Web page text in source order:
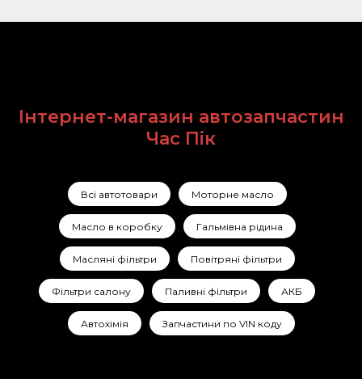
Інтернет-магазин автозапчастин
Час Пік
Всі автотовари Моторне масло
Масло в коробку Гальмівна рідина
Масляні фільтри Повітряні фільтри
Фільтри салону Паливні фільтри АКБ
Автохімія Запчастини по VIN коду